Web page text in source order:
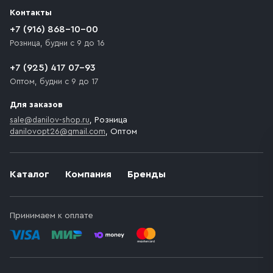
движения. Если на территории места назначения
доставки предусмотрен платный въезд, то Покупателю
необходимо компенсировать стоимость въезда
Каталог Компания Бренды
Принимаем к оплате
Контакты
+7 (916) 868-10-00
Розница, будни с 9 до 16
+7 (925) 417 07-93
Оптом, будни с 9 до 17
Для заказов
sale@danilov-shop.ru, Розница
danilovopt26@gmail.com, Оптом